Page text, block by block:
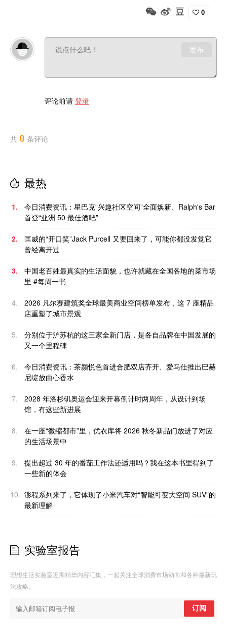
0
发布
评论前请 登录
共 0 条评论
最热
1.
今日消费资讯：星巴克“兴趣社区空间”全面焕新、Ralph's Bar
首登“亚洲 50 最佳酒吧”
2.
匡威的“开口笑”Jack Purcell 又要回来了，可能你都没发觉它
曾经离开过
3.
中国老百姓最真实的生活面貌，也许就藏在全国各地的菜市场
里 #每周一书
4.
2026 凡尔赛建筑奖全球最美商业空间榜单发布，这 7 座精品
店重塑了城市景观
5.
分别位于沪苏杭的这三家全新门店，是各自品牌在中国发展的
又一个里程碑
6.
今日消费资讯：茶颜悦色首进合肥双店齐开、爱马仕推出巴赫
尼绽放由心香水
7.
2028 年洛杉矶奥运会迎来开幕倒计时两周年，从设计到场
馆，有这些新进展
8.
在一座“微缩都市”里，优衣库将 2026 秋冬新品们放进了对应
的生活场景中
9.
提出超过 30 年的番茄工作法还适用吗？我在这本书里得到了
一些新的体会
10. 澎程系列来了，它体现了小米汽车对“智能可变大空间 SUV”的
最新理解
实验室报告
理想生活实验室近期精华内容汇集，一起关注全球消费市场动向和各种最新玩
法攻略。